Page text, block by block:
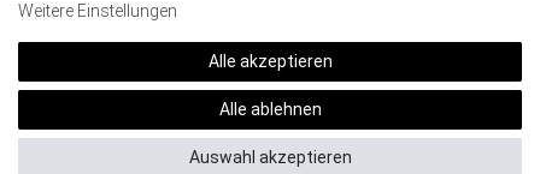
Weitere Einstellungen
Alle akzeptieren
Alle ablehnen
Auswahl akzeptieren
©2017 - 2026 Aluprofile LED - Alle Preise inkl. gesetzl.
Mehrwertsteuer zzgl. Versandkosten und ggf.
Nachnahmegebühren, wenn nicht anders beschrieben